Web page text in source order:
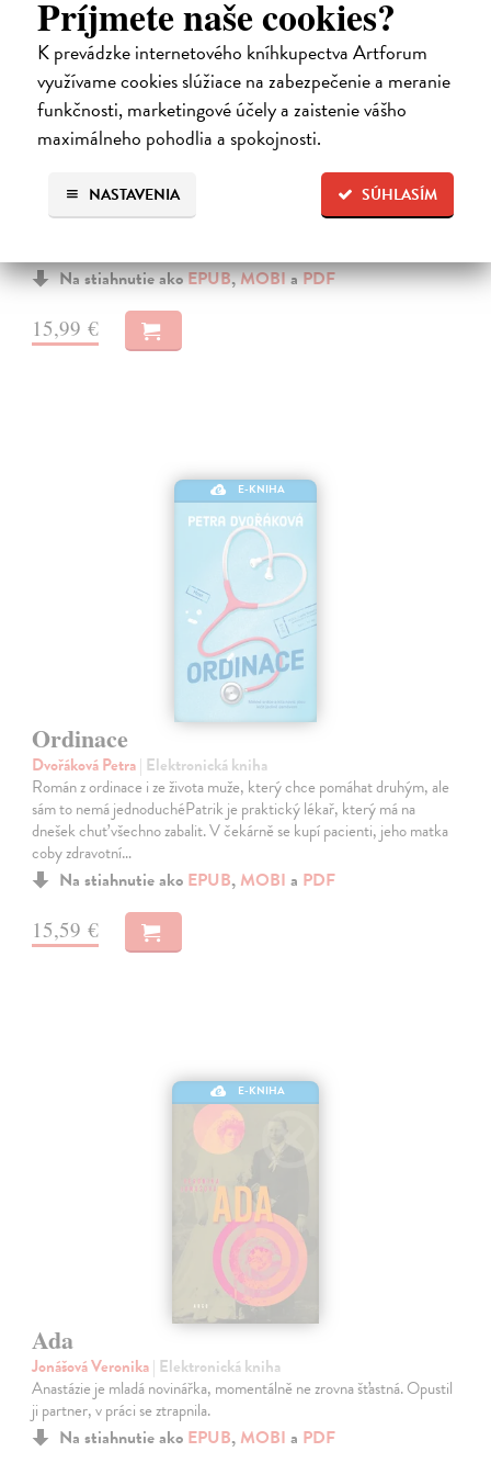
Príjmete naše cookies?
K prevádzke internetového kníhkupectva Artforum
využívame cookies slúžiace na zabezpečenie a meranie
funkčnosti, marketingové účely a zaistenie vášho
maximálneho pohodlia a spokojnosti.
SÚHLASÍM
NASTAVENIA
Systémy něhy
Román o křehkosti, opakování a hledání lidskosti ve světě, který
připomíná stroj Mladá pianistka Ada Fischerová má všechno, co by
Na stiahnutie akoEPUB,MOBIaPDF
15,99 €
E-KNIHA
Ordinace
Dvořáková Petra| Elektronická kniha
Román z ordinace i ze života muže, který chce pomáhat druhým, ale
sám to nemá jednoduchéPatrik je praktický lékař, který má na
dnešek chuť všechno zabalit. V čekárně se kupí pacienti, jeho matka
coby zdravotní…
Na stiahnutie ako EPUB, MOBI a PDF
15,59 €
E-KNIHA
Ada
Jonášová Veronika| Elektronická kniha
Anastázie je mladá novinářka, momentálně ne zrovna šťastná. Opustil
ji partner, v práci se ztrapnila.
Na stiahnutie ako EPUB, MOBI a PDF